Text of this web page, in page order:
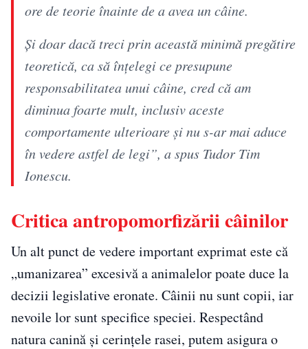
ore de teorie înainte de a avea un câine.
Și doar dacă treci prin această minimă pregătire
teoretică, ca să înțelegi ce presupune
responsabilitatea unui câine, cred că am
diminua foarte mult, inclusiv aceste
comportamente ulterioare și nu s-ar mai aduce
în vedere astfel de legi”, a spus Tudor Tim
Ionescu.
Critica antropomorfizării câinilor
Un alt punct de vedere important exprimat este că
„umanizarea” excesivă a animalelor poate duce la
decizii legislative eronate. Câinii nu sunt copii, iar
nevoile lor sunt specifice speciei. Respectând
natura canină și cerințele rasei, putem asigura o